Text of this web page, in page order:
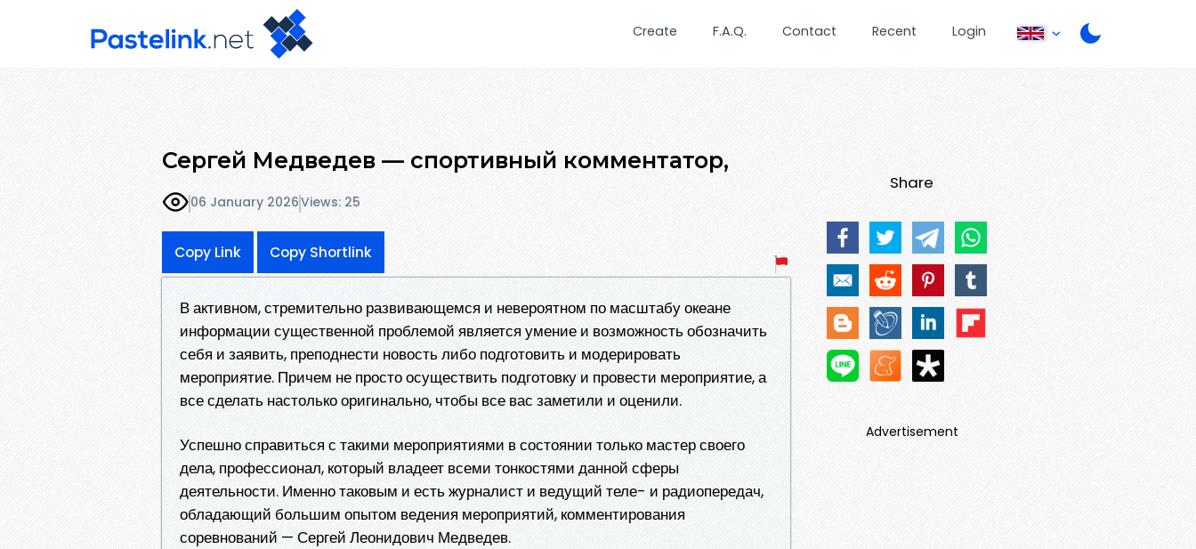
Create F.A.Q. Contact Recent Login
Сергей Медведев — спортивный комментатор,
06 January 2026Views: 25
Copy Link Copy Shortlink
В активном, стремительно развивающемся и невероятном по масштабу океане
информации существенной проблемой является умение и возможность обозначить
себя и заявить, преподнести новость либо подготовить и модерировать
мероприятие. Причем не просто осуществить подготовку и провести мероприятие, а
все сделать настолько оригинально, чтобы все вас заметили и оценили.
Успешно справиться с такими мероприятиями в состоянии только мастер своего
дела, профессионал, который владеет всеми тонкостями данной сферы
деятельности. Именно таковым и есть журналист и ведущий теле- и радиопередач,
обладающий большим опытом ведения мероприятий, комментирования
соревнований — Сергей Леонидович Медведев.
Share
Advertisement